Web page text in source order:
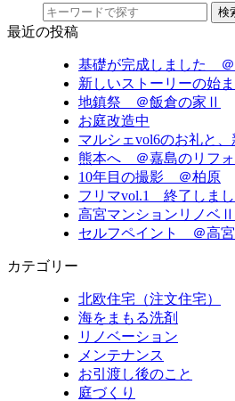
検
最近の投稿
基礎が完成しました
新しいストーリーの始
地鎮祭 ＠飯倉の家Ⅱ
お庭改造中
マルシェvol6のお礼と
熊本へ ＠嘉島のリフォ
10年目の撮影 ＠柏原
フリマvol.1 終了しまし
高宮マンションリノベ
セルフペイント ＠高宮
カテゴリー
北欧住宅（注文住宅）
海をまもる洗剤
リノベーション
メンテナンス
お引渡し後のこと
庭づくり